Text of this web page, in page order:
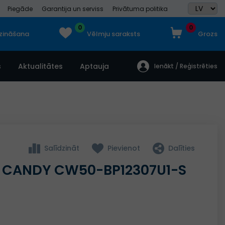
Piegāde Garantija un serviss Privātuma politika
0
Vēlmju saraksts
0
Grozs
Aktualitātes Aptauja Ienākt / Reģistrēties
Salīdzināt Pievienot Dalīties
CW50-BP12307U1-S